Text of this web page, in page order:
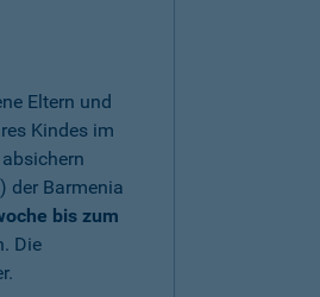
Eltern und
Kindes im
der Barmenia
bis zum
Die